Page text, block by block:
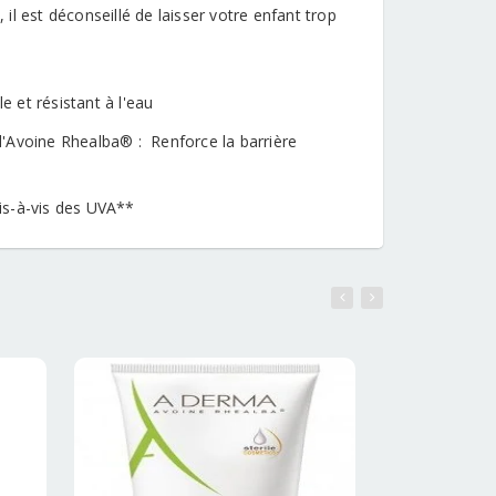
est déconseillé de laisser votre enfant trop
et résistant à l'eau
Rhealba® : Renforce la barrière
à-vis des UVA**